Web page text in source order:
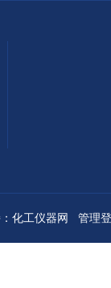
化工仪器网 管理